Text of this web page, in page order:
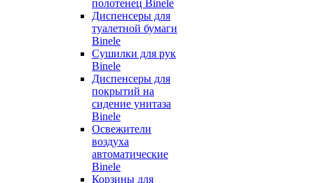
полотенец Binele
Диспенсеры для
туалетной бумаги
Binele
Сушилки для рук
Binele
Диспенсеры для
покрытий на
сидение унитаза
Binele
Освежители
воздуха
автоматические
Binele
Корзины для